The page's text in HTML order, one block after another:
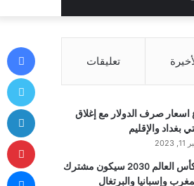
عن
تعليقات
اسعار صرف الدولار مع إغلاق
بغداد والإقليم
فيفا: كأس العالم 2030 سيكون مشترك
وإسبانيا والبرتغال